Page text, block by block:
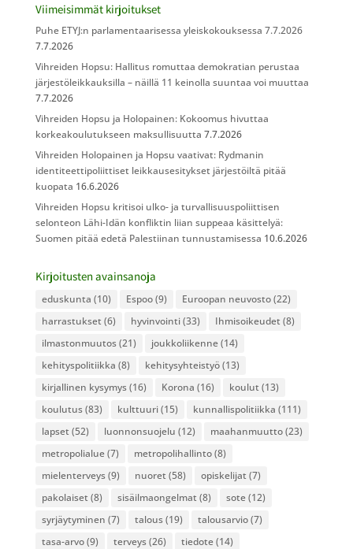
Viimeisimmät kirjoitukset
Puhe ETYJ:n parlamentaarisessa yleiskokouksessa 7.7.2026
7.7.2026
Vihreiden Hopsu: Hallitus romuttaa demokratian perustaa
järjestöleikkauksilla – näillä 11 keinolla suuntaa voi muuttaa
7.7.2026
Vihreiden Hopsu ja Holopainen: Kokoomus hivuttaa
korkeakoulutukseen maksullisuutta 7.7.2026
Vihreiden Holopainen ja Hopsu vaativat: Rydmanin
identiteettipoliittiset leikkausesitykset järjestöiltä pitää
kuopata 16.6.2026
Vihreiden Hopsu kritisoi ulko- ja turvallisuuspoliittisen
selonteon Lähi-Idän konfliktin liian suppeaa käsittelyä:
Suomen pitää edetä Palestiinan tunnustamisessa 10.6.2026
Kirjoitusten avainsanoja
eduskunta (10) Espoo(9) Euroopan neuvosto(22)
harrastukset (6) hyvinvointi(33) Ihmisoikeudet (8)
ilmastonmuutos(21) joukkoliikenne(14)
kehityspolitiikka (8) kehitysyhteistyö(13)
kirjallinen kysymys(16) Korona (16) koulut (13)
koulutus(83) kulttuuri(15) kunnallispolitiikka (111)
lapset (52) luonnonsuojelu (12) maahanmuutto(23)
metropolialue(7) metropolihallinto(8)
mielenterveys(9) nuoret (58) opiskelijat (7)
pakolaiset (8) sisäilmaongelmat (8) sote(12)
syrjäytyminen (7) talous(19) talousarvio(7)
tasa-arvo(9) terveys(26) tiedote(14)